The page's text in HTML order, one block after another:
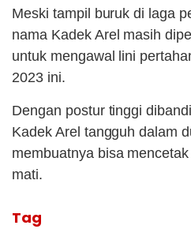
Meski tampil buruk di laga
nama Kadek Arel masih
untuk mengawal lini
2023 ini.
Dengan postur tinggi
Kadek Arel tangguh dalam
membuatnya bisa
mati.
Tag